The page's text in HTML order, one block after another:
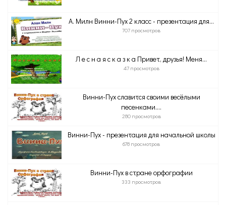
А. Милн Винни-Пух 2 класс - презентация для...
707 просмотров
Л е с н а я с к а з к а Привет, друзья! Меня...
47 просмотров
Винни-Пух славится своими весёлыми
песенками....
280 просмотров
Винни-Пух - презентация для начальной школы
678 просмотров
Винни-Пух в стране орфографии
333 просмотров